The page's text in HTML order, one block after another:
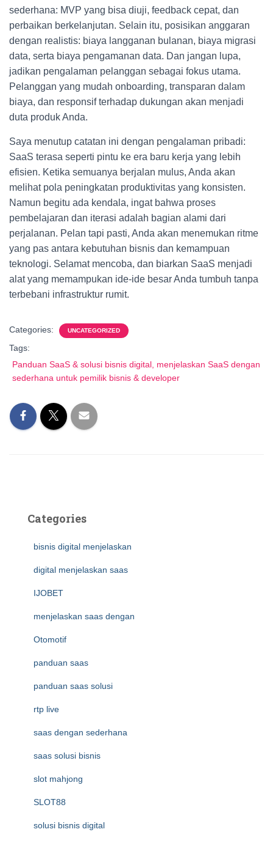
sederhana: MVP yang bisa diuji, feedback cepat, dan
perbaikan berkelanjutan. Selain itu, posisikan anggaran
dengan realistis: biaya langganan bulanan, biaya migrasi
data, serta biaya pengamanan data. Dan jangan lupa,
jadikan pengalaman pelanggan sebagai fokus utama.
Pelanggan yang mudah onboarding, transparan dalam
biaya, dan responsif terhadap dukungan akan menjadi
duta produk Anda.
Saya menutup catatan ini dengan pengalaman pribadi:
SaaS terasa seperti pintu ke era baru kerja yang lebih
efisien. Ketika semuanya berjalan mulus, Anda akan
melihat pola peningkatan produktivitas yang konsisten.
Namun begitu ada kendala, ingat bahwa proses
pembelajaran dan iterasi adalah bagian alami dari
perjalanan. Pelan tapi pasti, Anda akan menemukan ritme
yang pas antara kebutuhan bisnis dan kemampuan
teknologi. Selamat mencoba, dan biarkan SaaS menjadi
alat yang memampukan ide-ide besar Anda tumbuh tanpa
terbebani infrastruktur rumit.
Categories: UNCATEGORIZED
Tags:
Panduan SaaS & solusi bisnis digital, menjelaskan SaaS dengan
sederhana untuk pemilik bisnis & developer
Categories
bisnis digital menjelaskan
digital menjelaskan saas
IJOBET
menjelaskan saas dengan
Otomotif
panduan saas
panduan saas solusi
rtp live
saas dengan sederhana
saas solusi bisnis
slot mahjong
SLOT88
solusi bisnis digital